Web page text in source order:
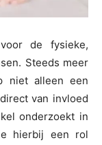
de fysieke,
Steeds meer
niet alleen een
van invloed
onderzoekt in
hierbij een rol